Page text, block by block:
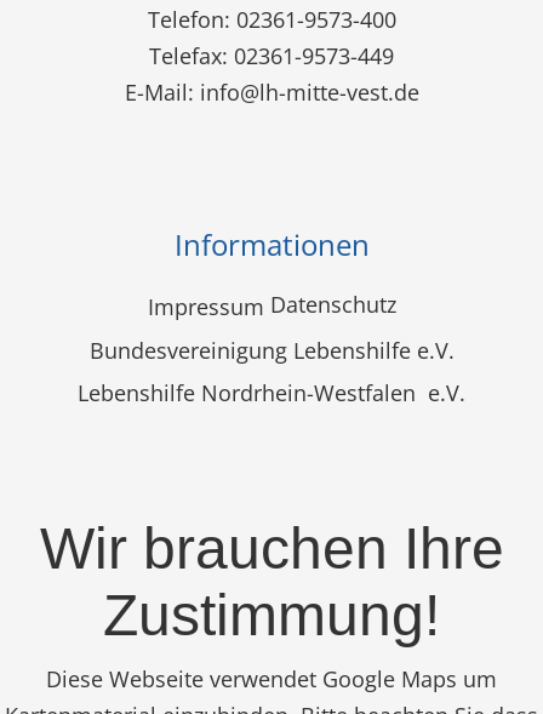
Telefon: 02361-9573-400
Telefax: 02361-9573-449
E-Mail: info@lh-mitte-vest.de
Informationen
Impressum Datenschutz
Bundesvereinigung Lebenshilfe e.V.
Lebenshilfe Nordrhein-Westfalen e.V.
Wir brauchen Ihre
Zustimmung!
Diese Webseite verwendet Google Maps um